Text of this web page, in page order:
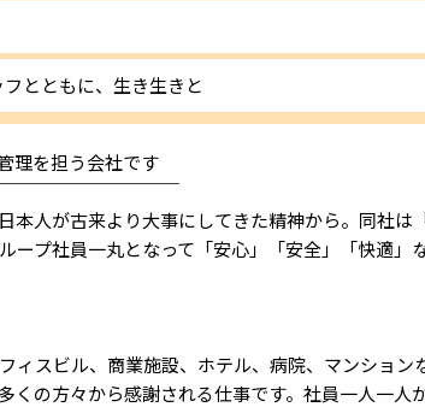
とともに、生き生きと
理を担う会社です
￣￣￣￣￣￣￣￣￣
本人が古来より大事にしてきた精神から。同社は
プ社員一丸となって「安心」「安全」「快適」
ィスビル、商業施設、ホテル、病院、マンショ
くの方々から感謝される仕事です。社員一人一人